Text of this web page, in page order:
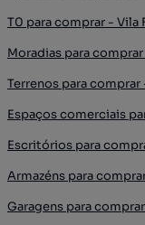
T0 para comprar - Vila
Moradias para
Terrenos para comprar
Espaços comerciais
Escritórios para
Armazéns para
Garagens para